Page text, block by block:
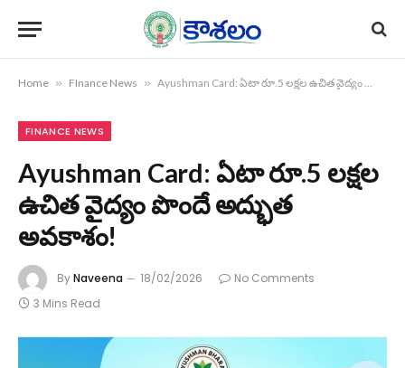
Home » FInance News » Ayushman Card: ఏటా రూ.5 లక్షల ఉచిత వైద్యం పొందే అద్భుత అవకాశం!
FINANCE NEWS
Ayushman Card: ఏటా రూ.5 లక్షల
ఉచిత వైద్యం పొందే అద్భుత
అవకాశం!
ByNaveena 18/02/2026
No Comments
3 Mins Read